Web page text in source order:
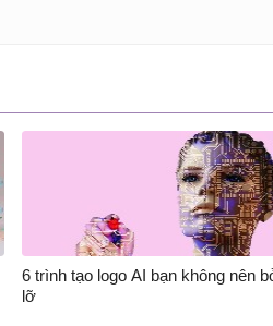
6 trình tạo logo AI bạn không nên
lỡ